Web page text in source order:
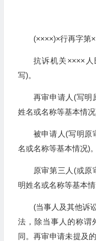
(××××)×行再字第
抗诉机关××××
写)。
再审申请人(写
姓名或名称等基本情况)
被申请人(写明
名或名称等基本情况)。
原审第三人(或
明姓名或名称等基本情
(当事人及其他诉
法，除当事人的称谓
同。再审申请未提及